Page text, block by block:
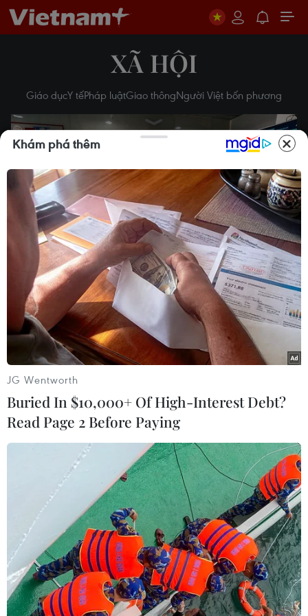
XÃ HỘI
Giáo dụcY tếPháp luậtGiao thôngNgười Việt bốn phương
Play
Video
Đà Nẵng: Phát hiện đối
tượng vận chuyển hơn 3,7kg
nghi là cần sa qua hàng
16/03/2025 09:59
Theo dõi VietnamPlus
Ngày 15/3, cơ quan Hải quan thành phố Đà Nẵng
phát hiện đối tượng vận chuyển số lượng lớn vật
phẩm nghi vấn là cần sa, khối lượng 3,745kg và trị
giá chưa xác định.
Khám phá thêm
JG Wentworth
Buried In $10,000+ Of High-Interest Debt?
Read Page 2 Before Paying